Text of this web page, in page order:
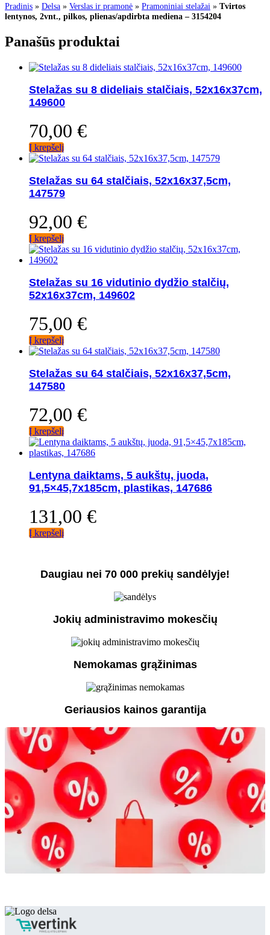
Pradinis » Delsa » Verslas ir pramonė » Pramoniniai stelažai » Tvirtos
lentynos, 2vnt., pilkos, plienas/apdirbta mediena – 3154204
Panašūs produktai
Stelažas su 8 dideliais stalčiais, 52x16x37cm,
149600
70,00 €
Į krepšelį
Stelažas su 64 stalčiais, 52x16x37,5cm,
147579
92,00 €
Į krepšelį
Stelažas su 16 vidutinio dydžio stalčių,
52x16x37cm, 149602
75,00 €
Į krepšelį
Stelažas su 64 stalčiais, 52x16x37,5cm,
147580
72,00 €
Į krepšelį
Lentyna daiktams, 5 aukštų, juoda,
91,5×45,7x185cm, plastikas, 147686
131,00 €
Į krepšelį
Daugiau nei 70 000 prekių sandėlyje!
Jokių administravimo mokesčių
Nemokamas grąžinimas
Geriausios kainos garantija